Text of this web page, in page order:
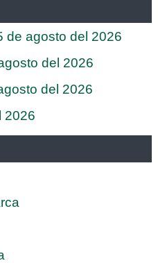
de agosto del 2026
del 2026
del 2026
2026